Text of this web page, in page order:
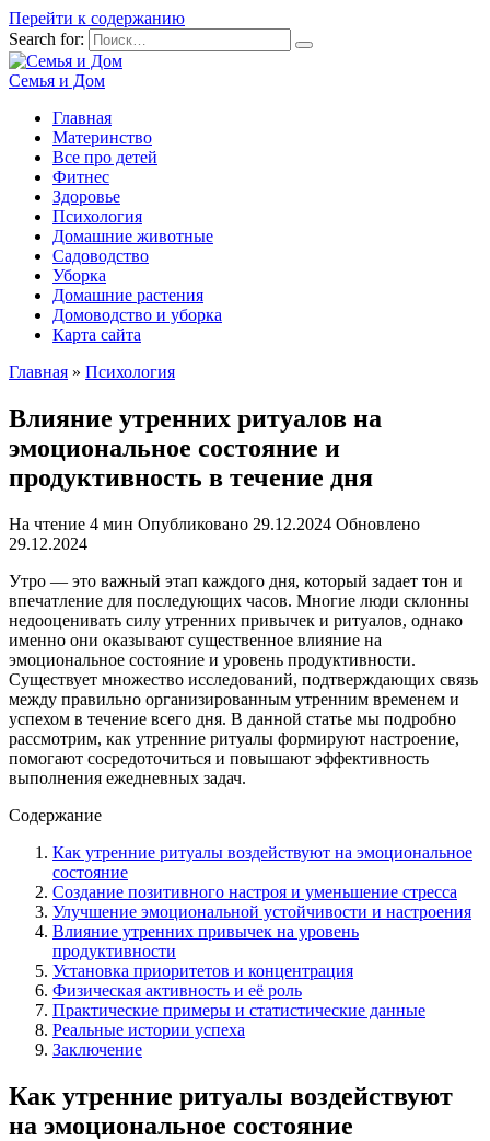
Перейти к содержанию
Search for:
Семья и Дом
Главная
Материнство
Все про детей
Фитнес
Здоровье
Психология
Домашние животные
Садоводство
Уборка
Домашние растения
Домоводство и уборка
Карта сайта
Главная » Психология
Влияние утренних ритуалов на
эмоциональное состояние и
продуктивность в течение дня
На чтение 4 мин Опубликовано 29.12.2024 Обновлено
29.12.2024
Утро — это важный этап каждого дня, который задает тон и
впечатление для последующих часов. Многие люди склонны
недооценивать силу утренних привычек и ритуалов, однако
именно они оказывают существенное влияние на
эмоциональное состояние и уровень продуктивности.
Существует множество исследований, подтверждающих связь
между правильно организированным утренним временем и
успехом в течение всего дня. В данной статье мы подробно
рассмотрим, как утренние ритуалы формируют настроение,
помогают сосредоточиться и повышают эффективность
выполнения ежедневных задач.
Содержание
Как утренние ритуалы воздействуют на эмоциональное
состояние
Создание позитивного настроя и уменьшение стресса
Улучшение эмоциональной устойчивости и настроения
Влияние утренних привычек на уровень
продуктивности
Установка приоритетов и концентрация
Физическая активность и её роль
Практические примеры и статистические данные
Реальные истории успеха
Заключение
Как утренние ритуалы воздействуют
на эмоциональное состояние